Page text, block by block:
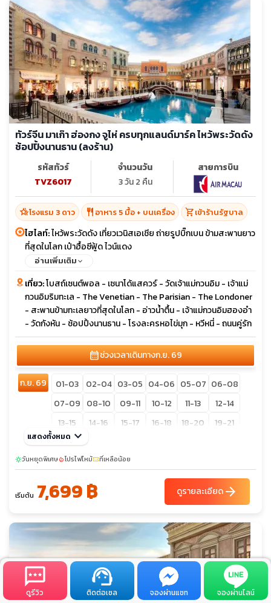
ทัวร์จีน มาเก๊า ฮ่องกง จูไห่ ครบทุกแลนด์มาร์ค ไหว้พระวัดดัง
ช้อปปิ้งนานธาน (ลงร้าน)
รหัสทัวร์
TVZ6017
จำนวนวัน
3 วัน 2 คืน
สายการบิน
hotel_classโรงแรม 3 ดาว restaurant อาหาร 5 มื้อ + บนเครื่อง shopping_cartเข้าร้านรัฐบาล
ไฮไลท์:ไหว้พระวัดดัง เที่ยวเวนิสเอเชีย ถ่ายรูปบิ๊กเบน ข้ามสะพานยาว
ที่สุดในโลก เป๋าฮื้อซีฟู้ด ไวน์แดง
อ่านเพิ่มเติม
เที่ยว:โบสถ์เซนต์พอล - เซนาโด้แสควร์ - วัดเจ้าแม่กวนอิม - เจ้าแม่
กวนอิมริมทะเล - The Venetian - The Parisian - The Londoner
- สะพานข้ามทะเลยาวที่สุดในโลก - อ่าวน้ำตื้น - เจ้าแม่กวนอิมฮองอำ
- วัดกังหัน - ช้อปปิ้งนานธาน - โรงละครหอไข่มุก - หวีหนี่ - ถนนคู่รัก
calendar_monthช่วงเวลาเดินทางก.ย. 69
ก.ย. 69 01-03 02-04 03-05 04-06 05-07 06-08
07-09 08-10 09-11 10-12 11-13
12-14
13-15
14-16 15-17 16-18 18-20
19-21
20-22
แสดงทั้งหมด keyboard_arrow_down
sunnyวันหยุดพิเศษlocal_fire_departmentโปรไฟไหม้confirmation_numberที่เหลือน้อย
เริ่มต้น 7,699 ฿ ดูรายละเอียดarrow_forward
ดูรีวิว ติดต่อเซล จองผ่านแชท จองผ่านไลน์